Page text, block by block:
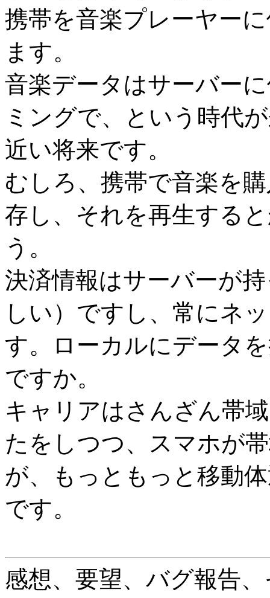
携帯を音楽プレーヤー
ます。
音楽データはサーバー
ミングで、という時代
近い将来です。
むしろ、携帯で音楽を
存し、それを再生する
う。
決済情報はサーバーが
しい）ですし、常にネ
す。ローカルにデータ
ですか。
キャリアはさんざん帯
たをしつつ、スマホが
が、もっともっと移動
です。
感想、要望、バグ報告